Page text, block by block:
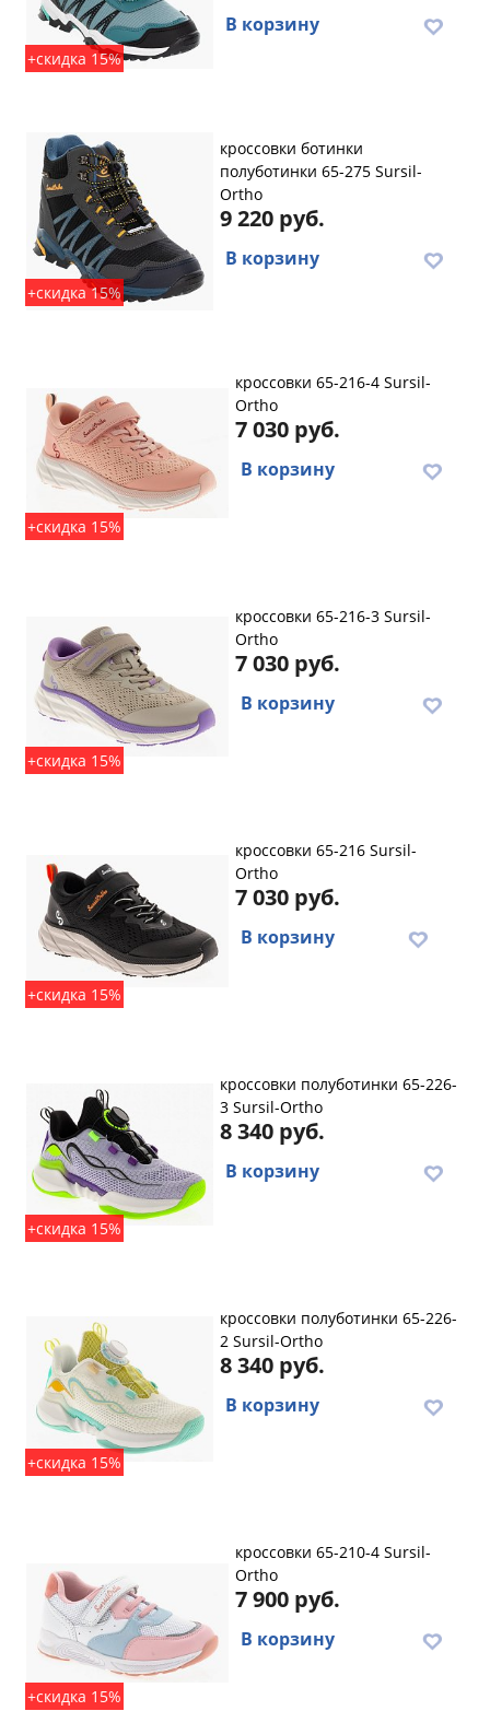
+скидка 15%
В корзину
+скидка 15%
кроссовки ботинки
полуботинки 65-275 Sursil-
Ortho
9 220 руб.
В корзину
+скидка 15%
кроссовки 65-216-4 Sursil-
Ortho
7 030 руб.
В корзину
+скидка 15%
кроссовки 65-216-3 Sursil-
Ortho
7 030 руб.
В корзину
+скидка 15%
кроссовки 65-216 Sursil-
Ortho
7 030 руб.
В корзину
+скидка 15%
кроссовки полуботинки 65-226-
3 Sursil-Ortho
8 340 руб.
В корзину
+скидка 15%
кроссовки полуботинки 65-226-
2 Sursil-Ortho
8 340 руб.
В корзину
+скидка 15%
кроссовки 65-210-4 Sursil-
Ortho
7 900 руб.
В корзину